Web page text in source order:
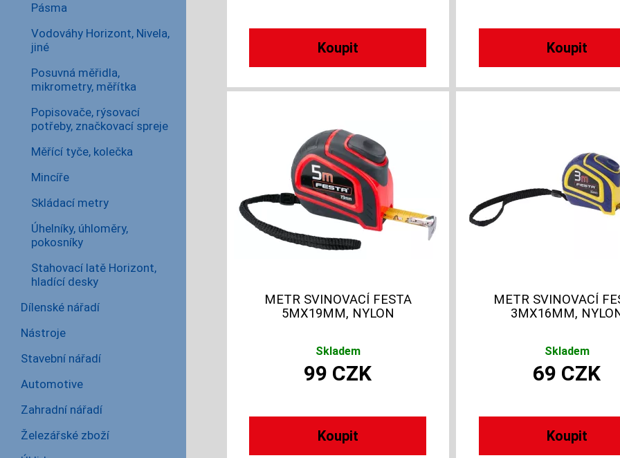
METR SVINOVACÍ FESTA
5MX19MM, NYLON
Skladem
99 CZK
METR SVINOVACÍ
3MX16MM,
Skladem
69 CZK
Pásma
Vodováhy Horizont, Nivela,
jiné
Posuvná měřidla,
mikrometry, měřítka
Popisovače, rýsovací
potřeby, značkovací spreje
Měřící tyče, kolečka
Mincíře
Skládací metry
Úhelníky, úhloměry,
pokosníky
Stahovací latě Horizont,
hladící desky
Dílenské nářadí
Nástroje
Stavební nářadí
Automotive
Zahradní nářadí
Železářské zboží